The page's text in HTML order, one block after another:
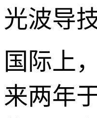
光波导
国际上
来两年